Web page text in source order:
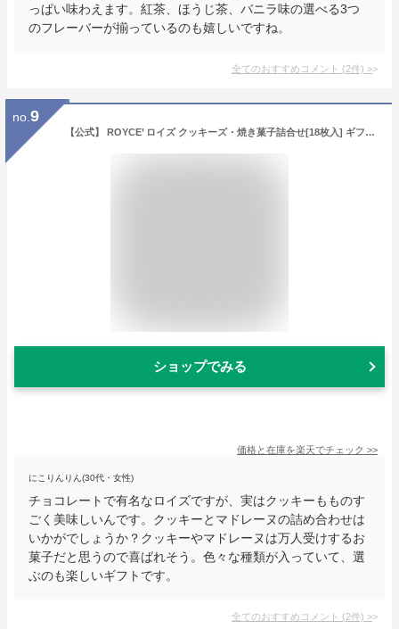
っぱい味わえます。紅茶、ほうじ茶、バニラ味の選べる3つ
のフレーバーが揃っているのも嬉しいですね。
全てのおすすめコメント (2件) >
no. 9
【公式】 ROYCE’ ロイズ クッキーズ・焼き菓子詰合せ[18枚入] ギフト スイーツ 詰め合わせ お菓子
ショップでみる
価格と在庫を楽天でチェック >>
にこりんりん(30代・女性)
チョコレートで有名なロイズですが、実はクッキーもものす
ごく美味しいんです。クッキーとマドレーヌの詰め合わせは
いかがでしょうか？クッキーやマドレーヌは万人受けするお
菓子だと思うので喜ばれそう。色々な種類が入っていて、選
ぶのも楽しいギフトです。
全てのおすすめコメント (2件) >